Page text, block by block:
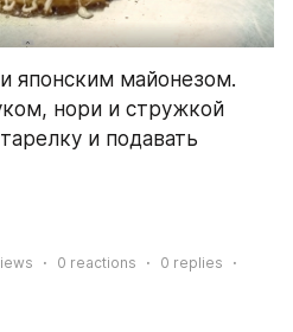
японским майонезом.
нори и стружкой
и подавать
0 reactions 0 replies